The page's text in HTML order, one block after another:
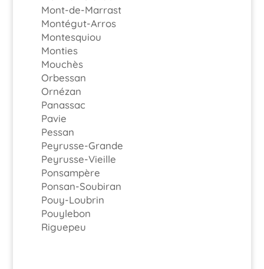
Mont-de-Marrast
Montégut-Arros
Montesquiou
Monties
Mouchès
Orbessan
Ornézan
Panassac
Pavie
Pessan
Peyrusse-Grande
Peyrusse-Vieille
Ponsampère
Ponsan-Soubiran
Pouy-Loubrin
Pouylebon
Riguepeu